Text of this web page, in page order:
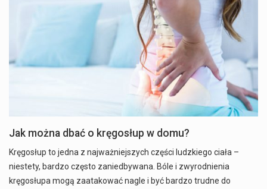
Jak można dbać o kręgosłup w domu?
Kręgosłup to jedna z najważniejszych części ludzkiego ciała –
niestety, bardzo często zaniedbywana. Bóle i zwyrodnienia
kręgosłupa mogą zaatakować nagle i być bardzo trudne do